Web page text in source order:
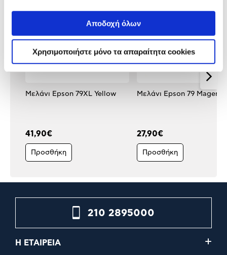
Αποδοχή όλων
Χρησιμοποιήστε μόνο τα απαραίτητα cookies
Μελάνι Epson 79XL Yellow
41,90€
Προσθήκη
Μελάνι Epson 79 Magenta
27,90€
Προσθήκη
210 2895000
Η ΕΤΑΙΡΕΙΑ